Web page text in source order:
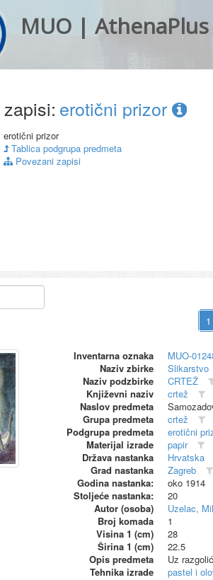
MUO | AthenaPlus
erotični prizor
erotični prizor
Tablica podgrupa predmeta
Povezani zapisi
Inventarna oznaka
MUO-
Naziv zbirke
Slikarstvo
Naziv podzbirke
CRTEŽ
Književni naziv
crtež
Naslov predmeta
Grupa predmeta
crtež
Podgrupa predmeta
erotični
Materijal izrade
papir
Država nastanka
Hrvatska
Grad nastanka
Zagreb
Godina nastanka:
oko 1914
Stoljeće nastanka:
20
Autor (osoba)
Uzelac,
Broj komada
1
Visina 1 (cm)
28
Širina 1 (cm)
22.5
Opis predmeta
Uz
Tehnika izrade
pastel i